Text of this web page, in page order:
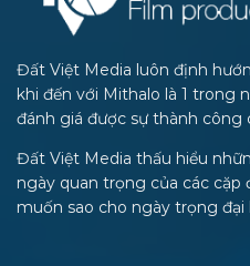
Đất Việt Media luôn định
khi đến với Mithalo là 1 trong
đánh giá được sự thành công
Đất Việt Media thấu hiểu
ngày quan trọng của các cặp
muốn sao cho ngày trọng đại